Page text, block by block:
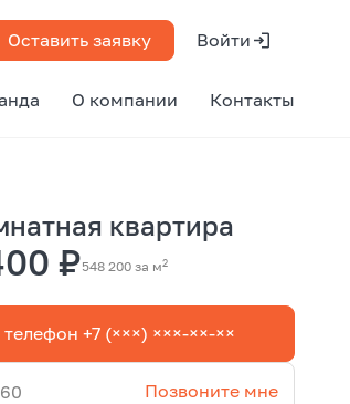
Оставить заявку Войти
О компании Контакты
квартира
₽548 200 за м2
+7 (×××) ×××-××-××
Позвоните мне